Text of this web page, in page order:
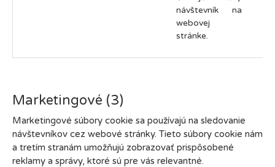
návštevník na
webovej
stránke.
Marketingové (3)
Marketingové súbory cookie sa používajú na sledovanie
návštevníkov cez webové stránky. Tieto súbory cookie nám
a tretím stranám umožňujú zobrazovať prispôsobené
reklamy a správy, ktoré sú pre vás relevantné.